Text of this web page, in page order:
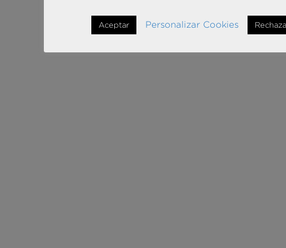
Aceptar Personalizar Cookies